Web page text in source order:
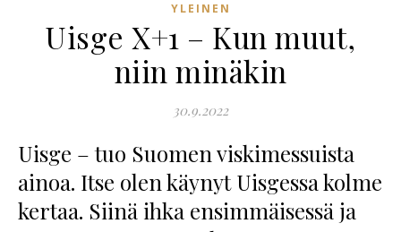
YLEINEN
Uisge X+1 – Kun muut,
niin minäkin
30.9.2022
Uisge – tuo Suomen viskimessuista
ainoa. Itse olen käynyt Uisgessa kolme
kertaa. Siinä ihka ensimmäisessä ja